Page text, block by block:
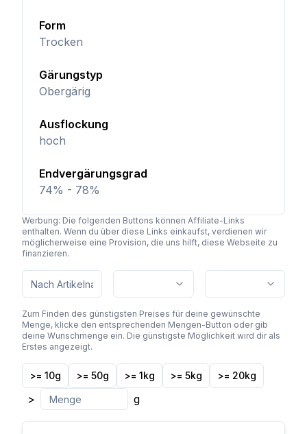
Form
Trocken
Gärungstyp
Obergärig
Ausflockung
hoch
Endvergärungsgrad
74% - 78%
Werbung: Die folgenden Buttons können Affiliate-Links
enthalten. Wenn du über diese Links einkaufst, verdienen wir
möglicherweise eine Provision, die uns hilft, diese Webseite zu
finanzieren.
Zum Finden des günstigsten Preises für deine gewünschte
Menge, klicke den entsprechenden Mengen-Button oder gib
deine Wunschmenge ein. Die günstigste Möglichkeit wird dir als
Erstes angezeigt.
>= 10g >= 50g >= 1kg >= 5kg >= 20kg
> g